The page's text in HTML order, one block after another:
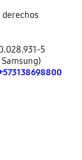
derechos
5